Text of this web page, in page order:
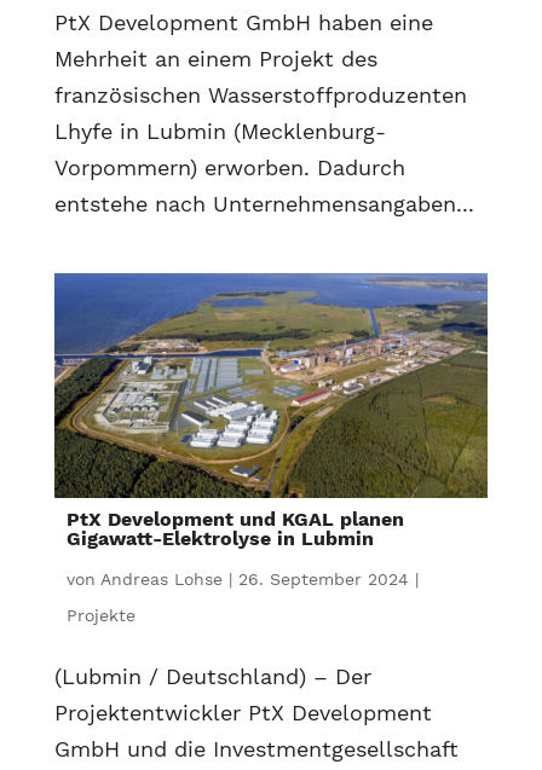
PtX Development GmbH haben eine
Mehrheit an einem Projekt des
französischen Wasserstoffproduzenten
Lhyfe in Lubmin (Mecklenburg-
Vorpommern) erworben. Dadurch
entstehe nach Unternehmensangaben...
PtX Development und KGAL planen
Gigawatt-Elektrolyse in Lubmin
von Andreas Lohse| 26. September 2024 |
Projekte
(Lubmin / Deutschland) – Der
Projektentwickler PtX Development
GmbH und die Investmentgesellschaft